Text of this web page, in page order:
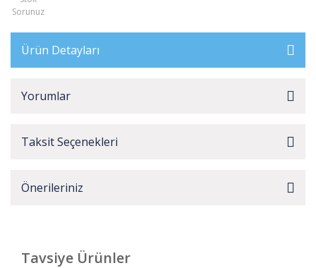
Sorunuz
Ürün Detayları
Yorumlar
Taksit Seçenekleri
Önerileriniz
Tavsiye Ürünler